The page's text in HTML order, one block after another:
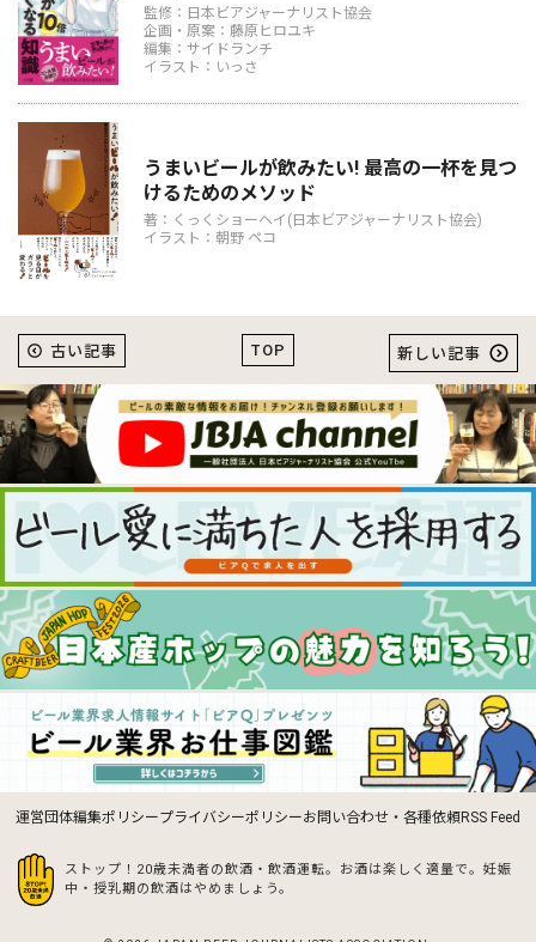
監修：日本ビアジャーナリスト協会
企画・原案：藤原ヒロユキ
編集：サイドランチ
イラスト：いっさ
うまいビールが飲みたい! 最高の一杯を見つ
けるためのメソッド
著：くっくショーヘイ(日本ビアジャーナリスト協会)
イラスト：朝野 ペコ
TOP
古い記事 新しい記事
運営団体編集ポリシープライバシーポリシーお問い合わせ・各種依頼RSS Feed
ストップ！20歳未満者の飲酒・飲酒運転。お酒は楽しく適量で。 妊娠
中・授乳期の飲酒はやめましょう。